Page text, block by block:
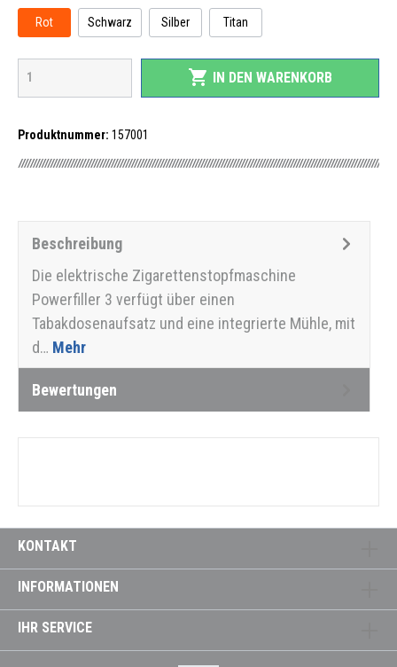
Rot Schwarz Silber Titan
shopping_cart IN DEN WARENKORB
Produktnummer: 157001
Beschreibung
Die elektrische Zigarettenstopfmaschine
Powerfiller 3 verfügt über einen
Tabakdosenaufsatz und eine integrierte Mühle, mit
d… Mehr
Bewertungen
KONTAKT
INFORMATIONEN
IHR SERVICE